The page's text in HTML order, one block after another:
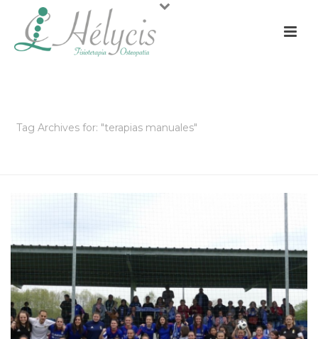
Tag Archives for: "terapias manuales"